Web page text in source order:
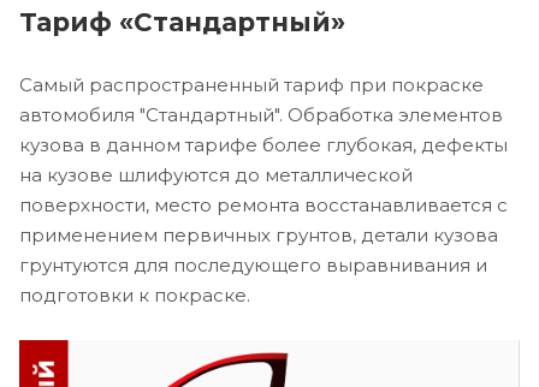
Тариф «Стандартный»
Самый распространенный тариф при покраске
автомобиля "Стандартный". Обработка элементов
кузова в данном тарифе более глубокая, дефекты
на кузове шлифуются до металлической
поверхности, место ремонта восстанавливается с
применением первичных грунтов, детали кузова
грунтуются для последующего выравнивания и
подготовки к покраске.